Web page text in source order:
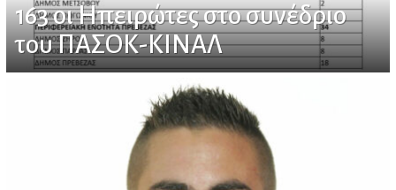
163 οι Ηπειρώτες στο συνέδριο
του ΠΑΣΟΚ-ΚΙΝΑΛ